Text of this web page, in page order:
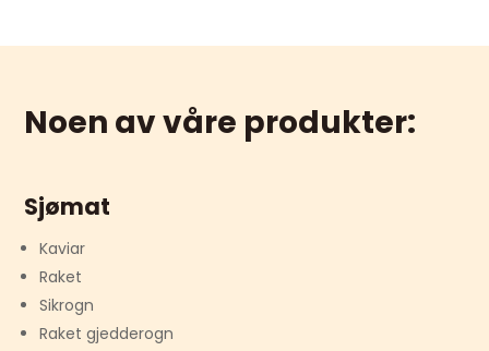
Noen av våre produkter:
Sjømat
Kaviar
Raket
Sikrogn
​Raket gjedderogn